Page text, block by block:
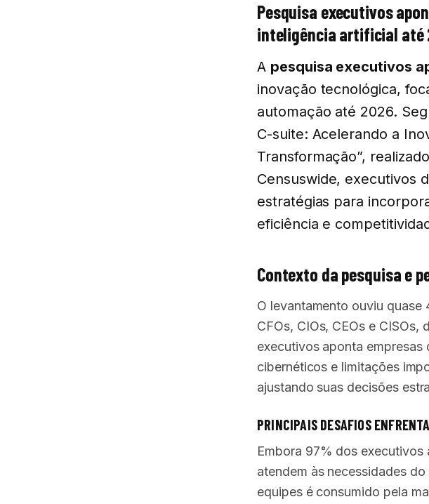
Pesquisa executivos
inteligência artificial até
A pesquisa executivos
inovação tecnológica,
automação até 2026.
C-suite: Acelerando a
Transformação”,
Censuswide, executivos
estratégias para
eficiência e
Contexto da pesquisa e
O levantamento ouviu
CFOs, CIOs, CEOs e
executivos aponta empresas
cibernéticos e limitações
ajustando suas decisões
PRINCIPAIS DESAFIOS
Embora 97% dos executivos
atendem às necessidades
equipes é consumido pela